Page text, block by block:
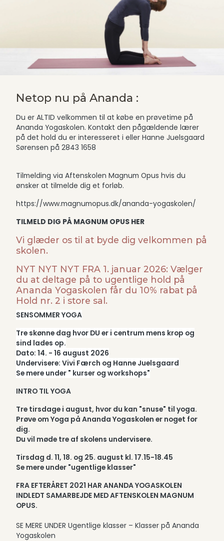
Netop nu på Ananda :
Du er ALTID velkommen til at købe en prøvetime på
Ananda Yogaskolen. Kontakt den pågældende lærer
på det hold du er interesseret i eller Hanne Juelsgaard
Sørensen på 2843 1658
Tilmelding via Aftenskolen Magnum Opus hvis du
ønsker at tilmelde dig et forløb.
https://www.magnumopus.dk/ananda-yogaskolen/
TILMELD DIG PÅ MAGNUM OPUS HER
Vi glæder os til at byde dig velkommen på
skolen.
NYT NYT NYT FRA 1. januar 2026: Vælger
du at deltage på to ugentlige hold på
Ananda Yogaskolen får du 10% rabat på
Hold nr. 2 i store sal.
SENSOMMER YOGA
Tre skønne dag hvor DU er i centrum mens krop og
sind lades op.
Dato: 14. - 16 august 2026
Undervisere: Vivi Færch og Hanne Juelsgaard
Se mere under " kurser og workshops"
INTRO TIL YOGA
Tre tirsdage i august, hvor du kan "snuse" til yoga.
Prøve om Yoga på Ananda Yogaskolen er noget for
dig.
Du vil møde tre af skolens undervisere.
Tirsdag d. 11, 18. og 25. august kl. 17.15-18.45
Se mere under "ugentlige klasser"
FRA EFTERÅRET 2021 HAR ANANDA YOGASKOLEN
INDLEDT SAMARBEJDE MED AFTENSKOLEN MAGNUM
OPUS.
SE MERE UNDER Ugentlige klasser – Klasser på Ananda
Yogaskolen